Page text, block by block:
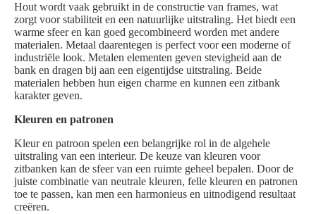
Hout wordt vaak gebruikt in de constructie van frames, wat
zorgt voor stabiliteit en een natuurlijke uitstraling. Het biedt een
warme sfeer en kan goed gecombineerd worden met andere
materialen. Metaal daarentegen is perfect voor een moderne of
industriële look. Metalen elementen geven stevigheid aan de
bank en dragen bij aan een eigentijdse uitstraling. Beide
materialen hebben hun eigen charme en kunnen een zitbank
karakter geven.
Kleuren en patronen
Kleur en patroon spelen een belangrijke rol in de algehele
uitstraling van een interieur. De keuze van kleuren voor
zitbanken kan de sfeer van een ruimte geheel bepalen. Door de
juiste combinatie van neutrale kleuren, felle kleuren en patronen
toe te passen, kan men een harmonieus en uitnodigend resultaat
creëren.